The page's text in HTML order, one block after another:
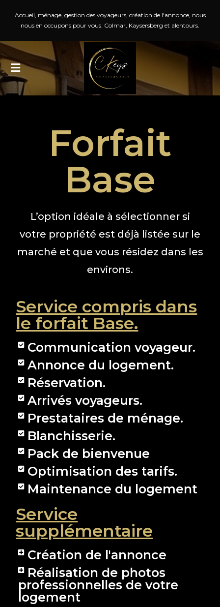
Accueil, ménage, gestion des voyageurs, création de l'annonce, nous
nous en occupons pour vous. Colmar, Kaysersberg et alentours.
Forfait
Base
L’option idéale à sélectionner si
votre propriété est déjà listée sur le
marché et que vous résidez dans les
environs.
Service compris dans
le forfait Base.
Communication voyageur.
Annonce du logement.
Réservation.
Arrivés voyageurs.
Prestataires de ménage.
Blanchisserie.
Pack de bienvenue
Optimisation des tarifs.
Maintenance du logement
Service
supplémentaire
Création de l'annonce
Réalisation de photos
professionnelles de votre
logement